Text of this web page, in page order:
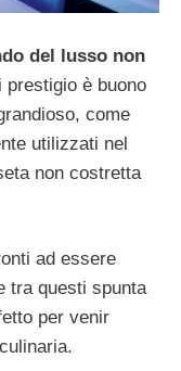
del lusso non
è buono
come
utilizzati nel
non costretta
ad essere
tra questi spunta
per venir